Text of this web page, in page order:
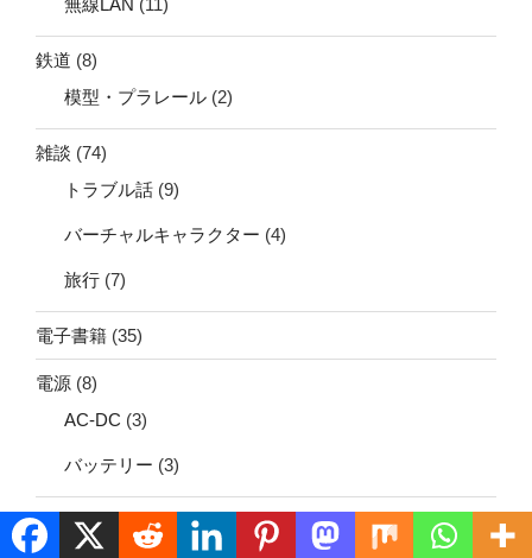
無線LAN (11)
鉄道 (8)
模型・プラレール (2)
雑談 (74)
トラブル話 (9)
バーチャルキャラクター (4)
旅行 (7)
電子書籍 (35)
電源 (8)
AC-DC (3)
バッテリー (3)